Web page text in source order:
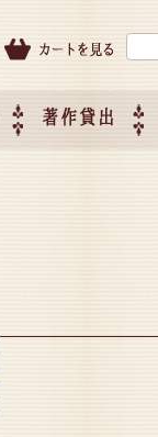
著作貸出